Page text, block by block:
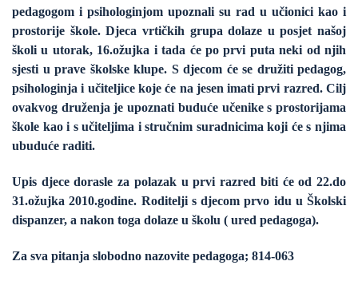
pedagogom i psihologinjom upoznali su rad u učionici kao i
prostorije škole. Djeca vrtičkih grupa dolaze u posjet našoj
školi u utorak, 16.ožujka i tada će po prvi puta neki od njih
sjesti u prave školske klupe. S djecom će se družiti pedagog,
psihologinja i učiteljice koje će na jesen imati prvi razred. Cilj
ovakvog druženja je upoznati buduće učenike s prostorijama
škole kao i s učiteljima i stručnim suradnicima koji će s njima
ubuduće raditi.
Upis djece dorasle za polazak u prvi razred biti će od 22.do
31.ožujka 2010.godine. Roditelji s djecom prvo idu u Školski
dispanzer, a nakon toga dolaze u školu ( ured pedagoga).
Za sva pitanja slobodno nazovite pedagoga; 814-063